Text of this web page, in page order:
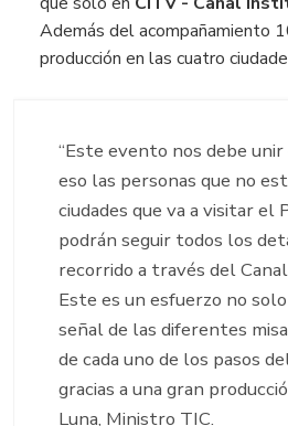
Además del acompañamiento
producción en las cuatro
“Este evento nos debe
eso las personas que no
ciudades que va a visitar el
podrán seguir todos los
recorrido a través del
Este es un esfuerzo no
señal de las diferentes
de cada uno de los pasos
gracias a una gran
Luna, Ministro TIC.